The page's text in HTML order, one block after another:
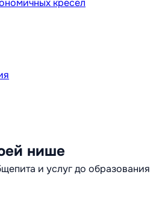
кресел
нише
и услуг до образования